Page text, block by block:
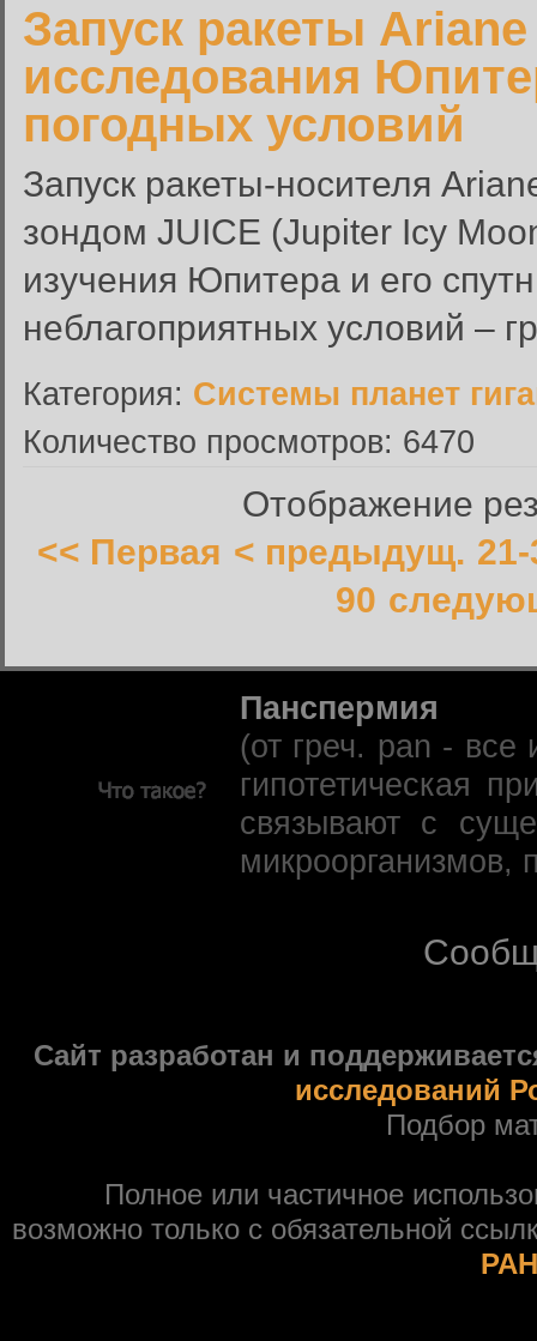
Запуск ракеты
исследования
погодных условий
Запуск ракеты-носителя
зондом JUICE (Jupiter Icy
изучения Юпитера и его
неблагоприятных условий –
Категория: Системы планет
Количество просмотров: 6470
Отображение
<< Первая < предыдущ.
90
Панспермия
(от греч. pan -
гипотетическая
связывают с
Сайт разработан и
исследований
Подбор
Полное или частичное
возможно только с обязательной